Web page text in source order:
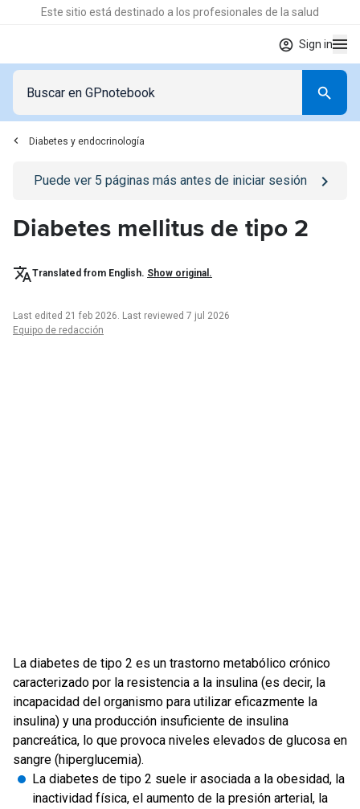
Este sitio está destinado a los profesionales de la salud
Sign in
Diabetes y endocrinología
Go to/iniciar-sesionpage
Puede ver 5 páginas más antes de iniciar sesión
Diabetes mellitus de tipo 2
Translated from English. Show original.
Last edited 21 feb 2026. Last reviewed 7 jul 2026
Equipo de redacción
La diabetes de tipo 2 es un trastorno metabólico crónico
caracterizado por la resistencia a la insulina (es decir, la
incapacidad del organismo para utilizar eficazmente la
insulina) y una producción insuficiente de insulina
pancreática, lo que provoca niveles elevados de glucosa en
sangre (hiperglucemia).
La diabetes de tipo 2 suele ir asociada a la obesidad, la
inactividad física, el aumento de la presión arterial, la